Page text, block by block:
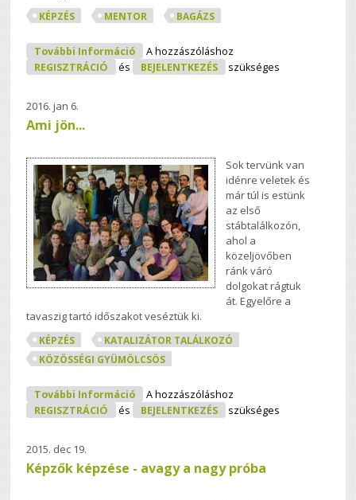
KÉPZÉS MENTOR BAGÁZS
További Információ JÖN! JÖN! JÖN! Mentor Képzés
Tartalommal Kapcsolatosan
A hozzászóláshoz
REGISZTRÁCIÓ
és BEJELENTKEZÉS szükséges
2016. jan 6.
Ami jön...
Sok tervünk van
idénre veletek és
már túl is estünk
az első
stábtalálkozón,
ahol a
közeljövőben
ránk váró
dolgokat rágtuk
át. Egyelőre a
tavaszig tartó időszakot veséztük ki.
KÉPZÉS
KATALIZÁTOR TALÁLKOZÓ
KÖZÖSSÉGI GYÜMÖLCSÖS
További Információ Ami Jön... Tartalommal Kapcsolatosan
A hozzászóláshoz
REGISZTRÁCIÓ
és BEJELENTKEZÉS szükséges
2015. dec 19.
Képzők képzése - avagy a nagy próba